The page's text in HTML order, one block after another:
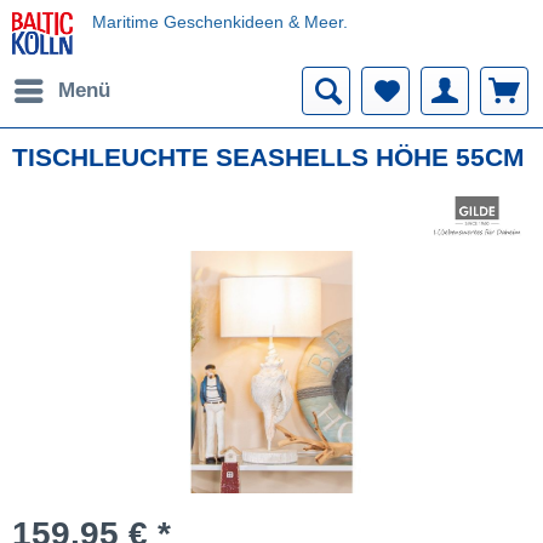
Maritime Geschenkideen & Meer.
Menü
TISCHLEUCHTE SEASHELLS HÖHE 55CM
159,95 € *